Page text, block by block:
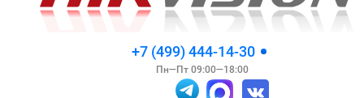
+7 (499) 444-14-30
Пн—Пт 09:00—18:00